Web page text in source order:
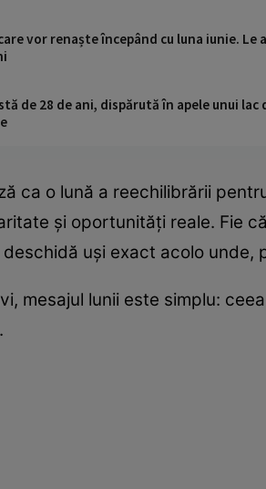
vor renaște începând cu luna iunie. Le
de 28 de ani, dispărută în apele unui
ca o lună a reechilibrării
și oportunități reale. Fie
uși exact acolo unde,
mesajul lunii este simplu: